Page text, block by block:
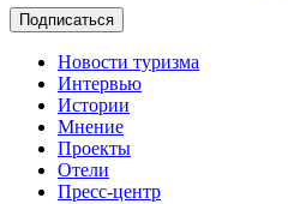
Новости туризма
Интервью
Истории
Мнение
Проекты
Отели
Пресс-центр